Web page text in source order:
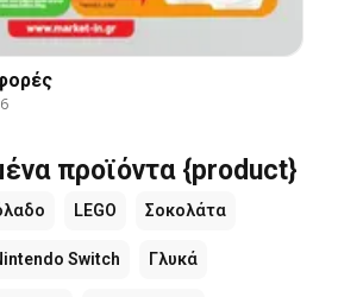
προϊόντα {product}
LEGO Σοκολάτα
Switch Γλυκά